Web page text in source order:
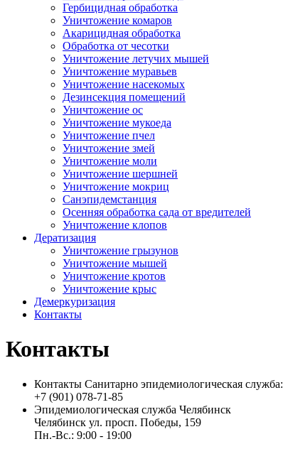
Гербицидная обработка
Уничтожение комаров
Акарицидная обработка
Обработка от чесотки
Уничтожение летучих мышей
Уничтожение муравьев
Уничтожение насекомых
Дезинсекция помещений
Уничтожение ос
Уничтожение мукоеда
Уничтожение пчел
Уничтожение змей
Уничтожение моли
Уничтожение шершней
Уничтожение мокриц
Санэпидемстанция
Осенняя обработка сада от вредителей
Уничтожение клопов
Дератизация
Уничтожение грызунов
Уничтожение мышей
Уничтожение кротов
Уничтожение крыс
Демеркуризация
Контакты
Контакты
Контакты Санитарно эпидемиологическая служба:
+7 (901) 078-71-85
Эпидемиологическая служба Челябинск
Челябинск ул. просп. Победы, 159
Пн.-Вс.: 9:00 - 19:00